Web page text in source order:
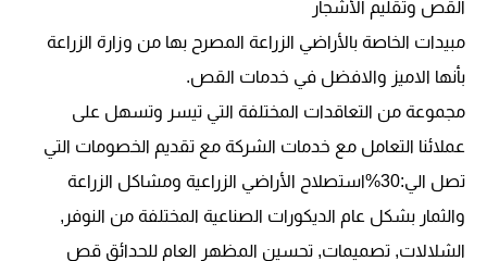
القص وتقليم الأشجار
مبيدات الخاصة بالأراضي الزراعة المصرح بها من وزارة الزراعة
بأنها الاميز والافضل في خدمات القص.
مجموعة من التعاقدات المختلفة التي تيسر وتسهل على
عملائنا التعامل مع خدمات الشركة مع تقديم الخصومات التي
تصل الي:30%استصلاح الأراضي الزراعية ومشاكل الزراعة
والثمار بشكل عام الديكورات الصناعية المختلفة من النوفر,
الشلالات, تصميمات, تحسين المظهر العام للحدائق قص